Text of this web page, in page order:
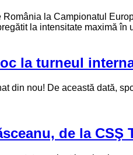
la Campionatul
la intensitate maximă în
la turneul
din nou! De această dată,
de la